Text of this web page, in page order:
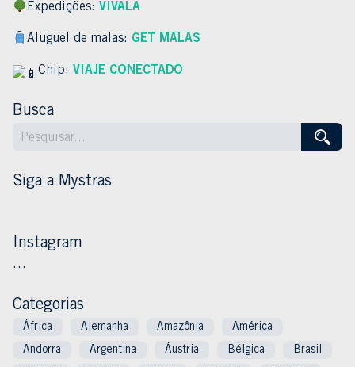
Expedições:VIVALÁ
Aluguel de malas: GET MALAS
Chip: VIAJE CONECTADO
Busca
Siga a Mystras
Instagram
…
Categorias
África Alemanha Amazônia América
Andorra Argentina Áustria Bélgica Brasil